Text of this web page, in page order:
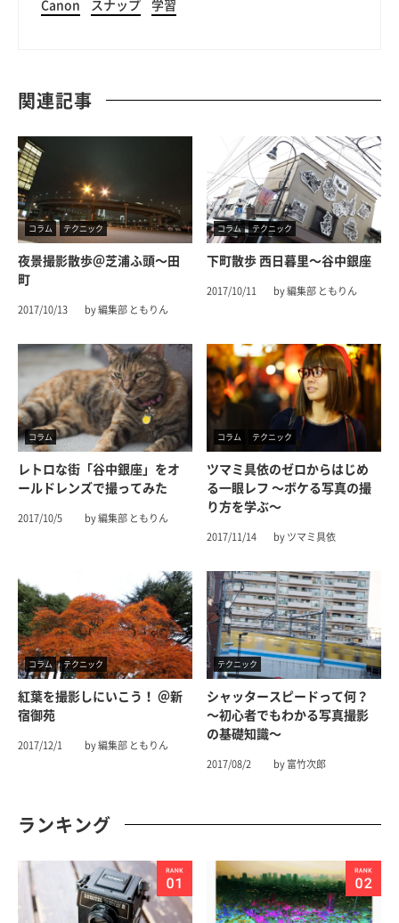
Canon スナップ 学習
関連記事
コラム テクニック
夜景撮影散歩＠芝浦ふ頭〜田
町
2017/10/13 by 編集部 ともりん
コラム テクニック
下町散歩 西日暮里〜谷中銀座
2017/10/11 by 編集部 ともりん
コラム
レトロな街「谷中銀座」をオ
ールドレンズで撮ってみた
2017/10/5 by 編集部 ともりん
コラム テクニック
ツマミ具依のゼロからはじめ
る一眼レフ 〜ボケる写真の撮
り方を学ぶ〜
2017/11/14 by ツマミ具依
コラム テクニック
紅葉を撮影しにいこう！ ＠新
宿御苑
2017/12/1 by 編集部 ともりん
テクニック
シャッタースピードって何？
〜初心者でもわかる写真撮影
の基礎知識〜
2017/08/2 by 富竹次郎
ランキング